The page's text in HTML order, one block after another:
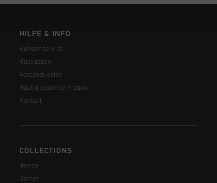
HILFE & INFO
Kundenservice
Rückgaben
Versandkosten
Häufig gestellte Fragen
Kontakt
COLLECTIONS
Herren
Damen